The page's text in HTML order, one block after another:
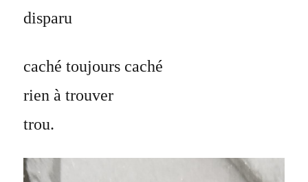
disparu
caché toujours caché
rien à trouver
trou.